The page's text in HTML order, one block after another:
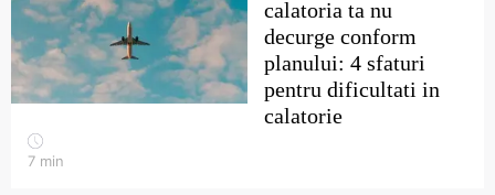
calatoria ta nu
decurge conform
planului: 4 sfaturi
pentru dificultati in
calatorie
7 min